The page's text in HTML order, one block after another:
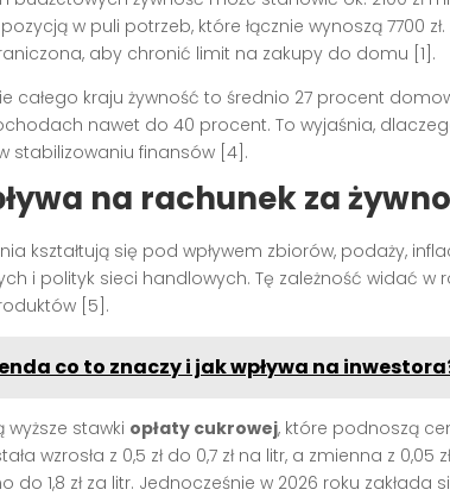
w puli potrzeb, które łącznie wynoszą 7700
aby chronić limit na zakupy do domu [1].
całego kraju żywność to średnio 27 procent
nawet do 40 procent. To wyjaśnia,
stabilizowaniu finansów [4].
na rachunek za
kształtują się pod wpływem zbiorów, podaży,
i polityk sieci handlowych. Tę zależność widać w
[5].
co to znaczy i jak wpływa na
wyższe stawki opłaty cukrowej, które podnoszą
wzrosła z 0,5 zł do 0,7 zł na litr, a zmienna z 0,05
do 1,8 zł za litr. Jednocześnie w 2026 roku